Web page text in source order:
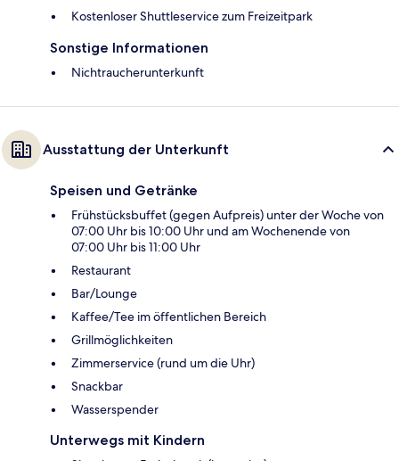
Kostenloser Shuttleservice zum Freizeitpark
Sonstige Informationen
Nichtraucherunterkunft
Ausstattung der Unterkunft
Speisen und Getränke
Frühstücksbuffet (gegen Aufpreis) unter der Woche von
07:00 Uhr bis 10:00 Uhr und am Wochenende von
07:00 Uhr bis 11:00 Uhr
Restaurant
Bar/Lounge
Kaffee/Tee im öffentlichen Bereich
Grillmöglichkeiten
Zimmerservice (rund um die Uhr)
Snackbar
Wasserspender
Unterwegs mit Kindern